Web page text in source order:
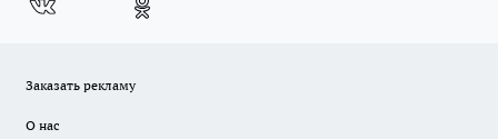
Заказать рекламу
О нас